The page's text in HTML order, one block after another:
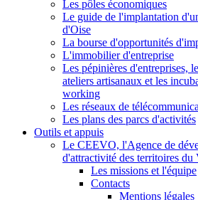
Les pôles économiques
Le guide de l'implantation
d'Oise
La bourse d'opportunités
L'immobilier d'entreprise
Les pépinières d'entreprises,
ateliers artisanaux et les
working
Les réseaux de
Les plans des parcs d'activités
Outils et appuis
Le CEEVO, l'Agence de
d'attractivité des territoires du
Les missions et l'équipe
Contacts
Mentions légales